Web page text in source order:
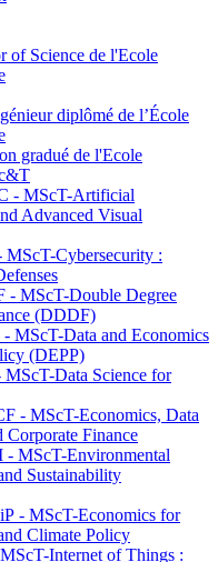
of Science de l'Ecole
diplômé de l’École
gradué de l'Ecole
- MScT-Artificial
Advanced Visual
Cybersecurity :
- MScT-Double Degree
(DDDF)
MScT-Data and Economics
(DEPP)
Data Science for
- MScT-Economics, Data
Corporate Finance
- MScT-Environmental
Sustainability
- MScT-Economics for
Climate Policy
Internet of Things :